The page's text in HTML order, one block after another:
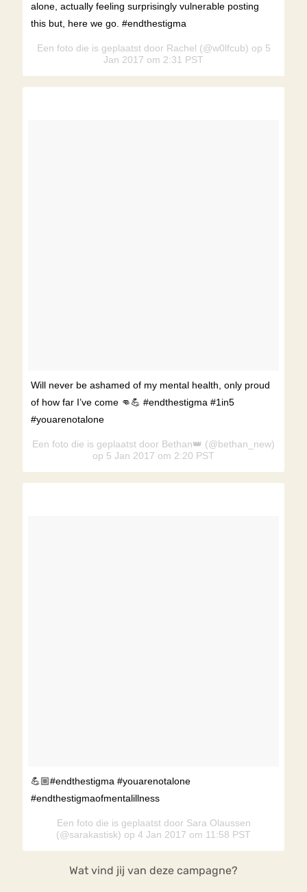
alone, actually feeling surprisingly vulnerable posting
this but, here we go. #endthestigma
Een foto die is geplaatst door Rachel (@w0lfcub) op 5
Jan 2017 om 2:31 PST
Will never be ashamed of my mental health, only proud
of how far I’ve come 👊💪 #endthestigma #1in5
#youarenotalone
Een foto die is geplaatst door Bethan👑 (@bethan_new)
op 5 Jan 2017 om 2:20 PST
💪🏼#endthestigma #youarenotalone
#endthestigmaofmentalillness
Een foto die is geplaatst door Sara Olaussen
(@sarakastisk) op 4 Jan 2017 om 11:58 PST
Wat vind jij van deze campagne?